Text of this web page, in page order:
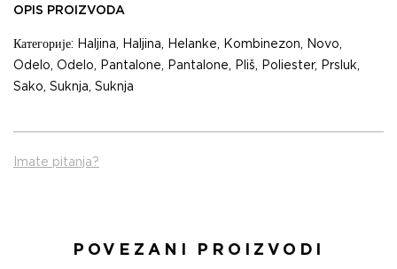
OPIS PROIZVODA
Категорије: Haljina, Haljina, Helanke, Kombinezon, Novo,
Odelo, Odelo, Pantalone, Pantalone, Pliš, Poliester, Prsluk,
Sako, Suknja, Suknja
Imate pitanja?
POVEZANI PROIZVODI